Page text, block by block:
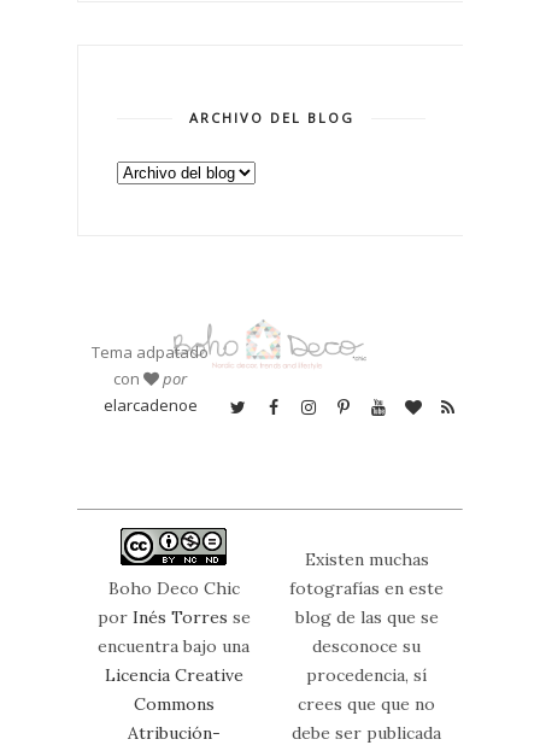
ARCHIVO DEL BLOG
Tema adpatado
con
por
elarcadenoe
Boho Deco Chic
por Inés Torres se
encuentra bajo una
Licencia Creative
Commons
Atribución-
Existen muchas
fotografías en este
blog de las que se
desconoce su
procedencia, sí
crees que que no
debe ser publicada